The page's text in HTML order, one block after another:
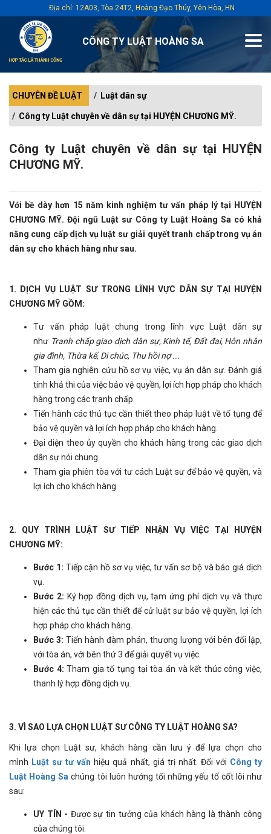
CÔNG TY LUẬT HOÀNG SA
Địa chỉ: 12A03, Tòa 24T2, Hoàng Đạo Thúy, Yên Hòa, HN
CHUYÊN ĐỀ LUẬT Luật dân sự
Công ty Luật chuyên về dân sự tại HUYỆN CHƯƠNG MỸ.
Công ty Luật chuyên về dân sự tại HUYỆN
CHƯƠNG MỸ.
Với bề dày hơn 15 năm kinh nghiệm tư vấn pháp lý tại HUYỆN
CHƯƠNG MỸ. Đội ngũ Luật sư Công ty Luật Hoàng Sa có khả
năng cung cấp dịch vụ luật sư giải quyết tranh chấp trong vụ án
dân sự cho khách hàng như sau.
1. DỊCH VỤ LUẬT SƯ TRONG LĨNH VỰC DÂN SỰ TẠI HUYỆN
CHƯƠNG MỸ GỒM:
Tư vấn pháp luật chung trong lĩnh vực Luật dân sự
như Tranh chấp giao dịch dân sự, Kinh tế, Đất đai, Hôn nhân
gia đình, Thừa kế, Di chúc, Thu hồi nợ ...
Tham gia nghiên cứu hồ sơ vụ việc, vụ án dân sự. Đánh giá
tính khả thi của việc bảo vệ quyền, lợi ích hợp pháp cho khách
hàng trong các tranh chấp.
Tiến hành các thủ tục cần thiết theo pháp luật về tố tụng để
bảo vệ quyền và lợi ích hợp pháp cho khách hàng.
Đại diện theo ủy quyền cho khách hàng trong các giao dịch
dân sự nói chung.
Tham gia phiên tòa với tư cách Luật sư để bảo vệ quyền, và
lợi ích cho khách hàng.
2. QUY TRÌNH LUẬT SƯ TIẾP NHẬN VỤ VIỆC TẠI
HUYỆN
CHƯƠNG MỸ:
Bước 1: Tiếp cận hồ sơ vụ việc, tư vấn sơ bộ và báo giá dịch
vụ.
Bước 2: Ký hợp đồng dịch vụ, tạm ứng phí dịch vụ và thực
hiện các thủ tục cần thiết để cử luật sư bảo vệ quyền, lợi ích
hợp pháp cho khách hàng.
Bước 3: Tiến hành đàm phán, thương lượng với bên đối lập,
với tòa án, với bên thứ 3 để giải quyết vụ việc.
Bước 4: Tham gia tố tụng tại tòa án và kết thúc công việc,
thanh lý hợp đồng dịch vụ.
3. VÌ SAO LỰA CHỌN LUẬT SƯ CÔNG TY LUẬT HOÀNG SA?
Khi lựa chọn Luật sư, khách hàng cần lưu ý để lựa chọn cho
mình Luật sư tư vấn hiệu quả nhất, giá trị nhất. Đối với Công ty
Luật Hoàng Sa chúng tôi luôn hướng tối những yếu tố cốt lõi như
sau:
UY TÍN - Được sự tin tưởng của khách hàng là thành công
của chúng tôi.